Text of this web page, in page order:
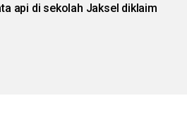
api di sekolah Jaksel diklaim